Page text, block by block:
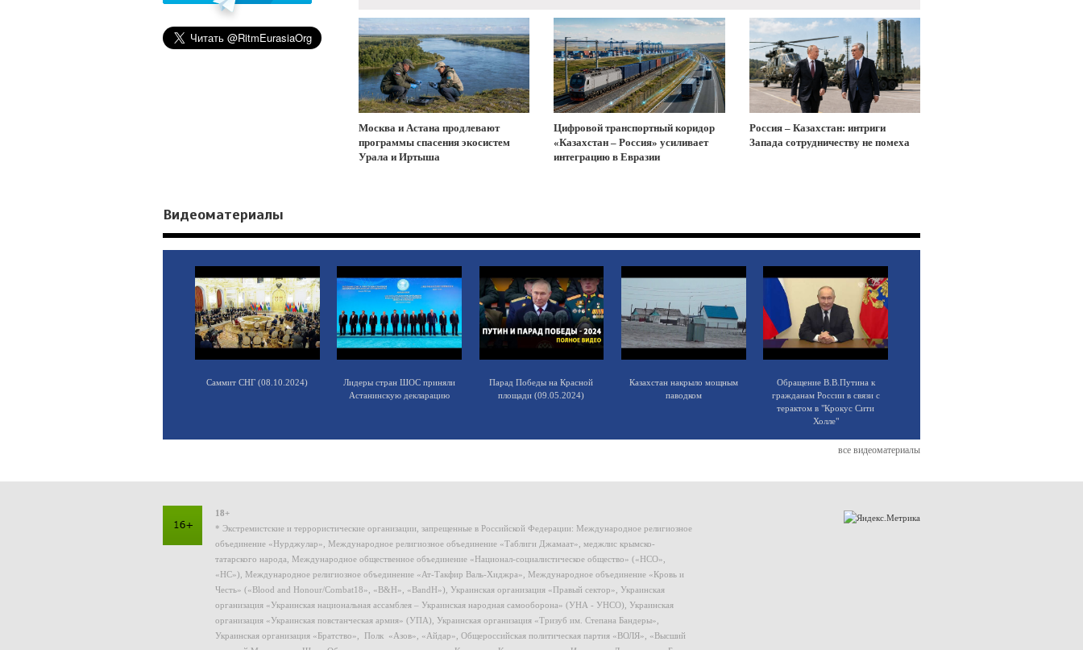
Москва и Астана продлевают
программы спасения экосистем
Урала и Иртыша
Цифровой транспортный коридор
«Казахстан – Россия» усиливает
интеграцию в Евразии
Россия – Казахстан: интриги
Запада сотрудничеству не помеха
Видеоматериалы
Саммит СНГ (08.10.2024)
Лидеры стран ШОС приняли
Астанинскую декларацию
Парад Победы на Красной
площади (09.05.2024)
Казахстан накрыло мощным
паводком
Обращение В.В.Путина к
гражданам России в связи с
терактом в "Крокус Сити
Холле"
все видеоматериалы
18+
* Экстремистские и террористические организации, запрещенные в Российской Федерации: Международное религиозное
объединение «Нурджулар», Международное религиозное объединение «Таблиги Джамаат», меджлис крымско-
татарского народа, Международное общественное объединение «Национал-социалистическое общество» («НСО»,
«НС»), Международное религиозное объединение «Ат-Такфир Валь-Хиджра», Международное объединение «Кровь и
Честь» («Blood and Honour/Combat18», «B&H», «BandH»), Украинская организация «Правый сектор», Украинская
организация «Украинская национальная ассамблея – Украинская народная самооборона» (УНА - УНСО), Украинская
организация «Украинская повстанческая армия» (УПА), Украинская организация «Тризуб им. Степана Бандеры»,
Украинская организация «Братство», Полк «Азов», «Айдар», Общероссийская политическая партия «ВОЛЯ», «Высший